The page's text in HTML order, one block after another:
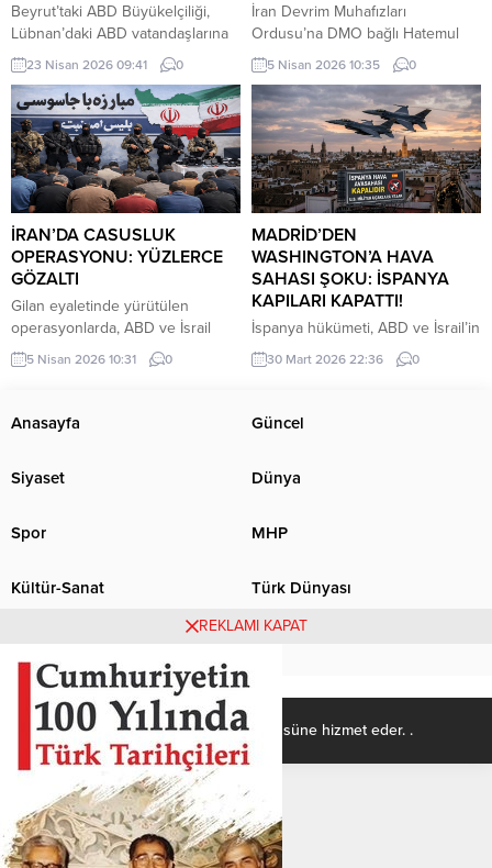
Beyrut’taki ABD Büyükelçiliği,
Lübnan’daki ABD vatandaşlarına
güvenlik durumunun hızla
değişebileceği uyarısında
bulunarak, ticari uçuşlar hâlâ
devam ederken ülkeden
ayrılmalarını tavsiye etti.
23 Nisan 2026 09:41 0
İran Devrim Muhafızları
Ordusu’na DMO bağlı Hatemul
Enbiya Merkez Karargahı
Sözcüsü İbrahim Zülfikari,
Hürmüz Boğazı üzerinden
uygulanan kısıtlamalara ilişkin
yaptığı açıklamada, Irak’ın bu
kısıtlamalardan muaf tutulacağını
belirtti.
5 Nisan 2026 10:35 0
İRAN’DA CASUSLUK
OPERASYONU: YÜZLERCE
GÖZALTI
Gilan eyaletinde yürütülen
operasyonlarda, ABD ve İsrail
adına faaliyet yürüttükleri öne
sürülen 101 kişi daha gözaltına
5 Nisan 2026 10:31 0
MADRİD’DEN
WASHINGTON’A HAVA
SAHASI ŞOKU: İSPANYA
KAPILARI KAPATTI!
İspanya hükümeti, ABD ve İsrail’in
İran’a yönelik saldırılarına katılan
Amerikan uçaklarına hava
30 Mart 2026 22:36 0
Anasayfa Güncel
Siyaset Dünya
Spor MHP
Kültür-Sanat Türk Dünyası
Ülkücü Kadro, Türk-İslâm ülküsüne hizmet eder. .
REKLAMI KAPAT
https://makeup.orangebeauty.com/